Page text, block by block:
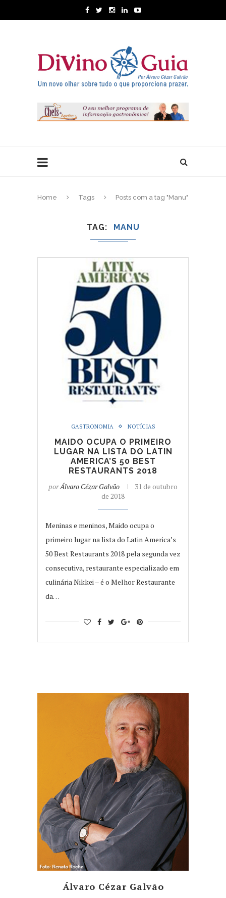
Home Tags Posts com a tag "Manu"
TAG MANU
GASTRONOMIA NOTÍCIAS
MAIDO OCUPA O PRIMEIRO
LUGAR NA LISTA DO LATIN
AMERICA’S 50 BEST
RESTAURANTS 2018
porÁlvaro Cézar Galvão
31 de outubro
de 2018
Meninas e meninos, Maido ocupa o
primeiro lugar na lista do Latin America’s
50 Best Restaurants 2018 pela segunda vez
consecutiva, restaurante especializado em
culinária Nikkei – é o Melhor Restaurante
da…
Álvaro Cézar Galvão